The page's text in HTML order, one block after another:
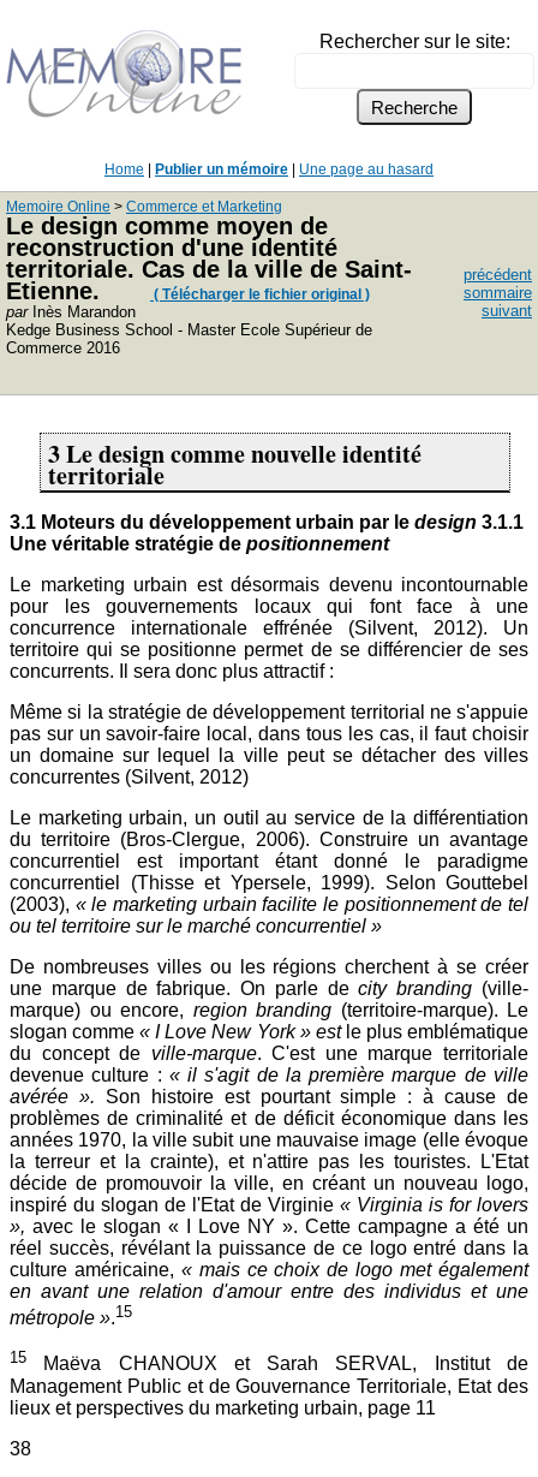
Rechercher sur le site:
Home Publier un mémoire Une page au hasard
Memoire Online > Commerce et Marketing
Le design comme moyen de
reconstruction d'une identité
territoriale. Cas de la ville de Saint-
Etienne.
( Télécharger le fichier original )
parInès Marandon
Kedge Business School - Master Ecole Supérieur de
Commerce 2016
précédent
sommaire
suivant
3 Le design comme nouvelle identité
territoriale
3.1 Moteurs du développement urbain par le design 3.1.1
Une véritable stratégie de positionnement
Le marketing urbain est désormais devenu incontournable
pour les gouvernements locaux qui font face à une
concurrence internationale effrénée (Silvent, 2012). Un
territoire qui se positionne permet de se différencier de ses
concurrents. Il sera donc plus attractif :
Même si la stratégie de développement territorial ne s'appuie
pas sur un savoir-faire local, dans tous les cas, il faut choisir
un domaine sur lequel la ville peut se détacher des villes
concurrentes (Silvent, 2012)
Le marketing urbain, un outil au service de la différentiation
du territoire (Bros-Clergue, 2006). Construire un avantage
concurrentiel est important étant donné le paradigme
concurrentiel (Thisse et Ypersele, 1999). Selon Gouttebel
(2003), « le marketing urbain facilite le positionnement de tel
ou tel territoire sur le marché concurrentiel »
De nombreuses villes ou les régions cherchent à se créer
une marque de fabrique. On parle decity branding (ville-
marque) ou encore, region branding (territoire-marque). Le
slogan comme« I Love New York » est le plus emblématique
du concept de ville-marque. C'est une marque territoriale
devenue culture : « il s'agit de la première marque de ville
avérée ». Son histoire est pourtant simple : à cause de
problèmes de criminalité et de déficit économique dans les
années 1970, la ville subit une mauvaise image (elle évoque
la terreur et la crainte), et n'attire pas les touristes. L'Etat
décide de promouvoir la ville, en créant un nouveau logo,
inspiré du slogan de l'Etat de Virginie « Virginia is for lovers
», avec le slogan « I Love NY ». Cette campagne a été un
réel succès, révélant la puissance de ce logo entré dans la
culture américaine, « mais ce choix de logo met également
en avant une relation d'amour entre des individus et une
métropole ».15
15 Maëva CHANOUX et Sarah SERVAL, Institut de
Management Public et de Gouvernance Territoriale, Etat des
lieux et perspectives du marketing urbain, page 11
38